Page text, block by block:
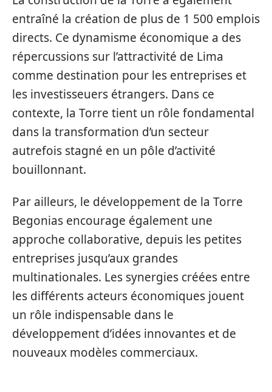
entraîné la création de plus de 1 500 emplois
directs. Ce dynamisme économique a des
répercussions sur l’attractivité de Lima
comme destination pour les entreprises et
les investisseuers étrangers. Dans ce
contexte, la Torre tient un rôle fondamental
dans la transformation d’un secteur
autrefois stagné en un pôle d’activité
bouillonnant.
Par ailleurs, le développement de la Torre
Begonias encourage également une
approche collaborative, depuis les petites
entreprises jusqu’aux grandes
multinationales. Les synergies créées entre
les différents acteurs économiques jouent
un rôle indispensable dans le
développement d’idées innovantes et de
nouveaux modèles commerciaux.